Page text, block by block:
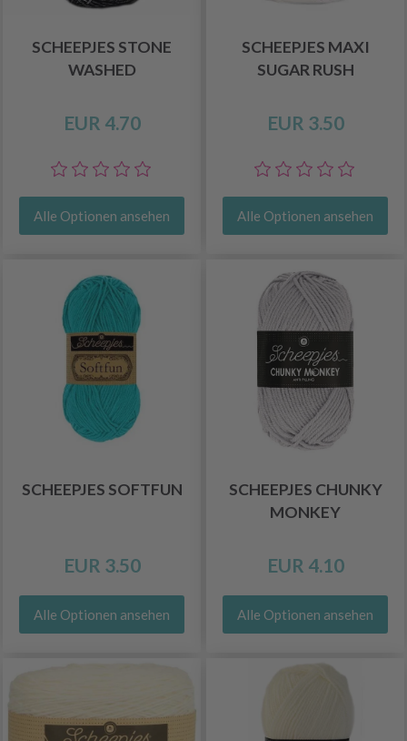
SCHEEPJES STONE
WASHED
EUR 4.70
Alle Optionen ansehen
SCHEEPJES MAXI
SUGAR RUSH
EUR 3.50
Alle Optionen ansehen
SCHEEPJES SOFTFUN
EUR 3.50
Alle Optionen ansehen
SCHEEPJES CHUNKY
MONKEY
EUR 4.10
Alle Optionen ansehen